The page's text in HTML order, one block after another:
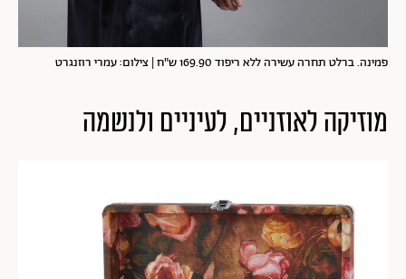
פמינה. ברלט תחרה עשירה ללא ריפוד 169.90 ש"ח | צילום: עמרי רוזנגרט
מוזיקה לאוזניים, לעיניים ולנשמה